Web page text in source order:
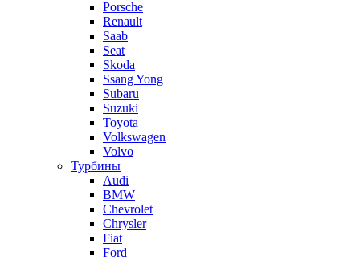
Porsche
Renault
Saab
Seat
Skoda
Ssang Yong
Subaru
Suzuki
Toyota
Volkswagen
Volvo
Турбины
Audi
BMW
Chevrolet
Chrysler
Fiat
Ford